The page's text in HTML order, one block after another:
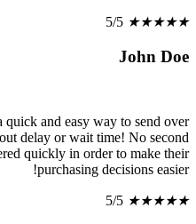
★
5/5
a quick and easy way to
without delay or wait time! No
answered quickly in order to
purchasing
★
5/5